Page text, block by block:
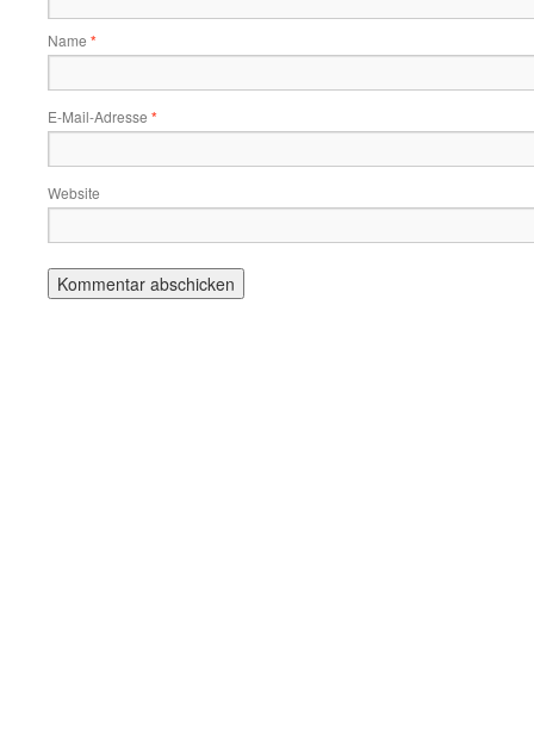
Name *
E-Mail-Adresse *
Website